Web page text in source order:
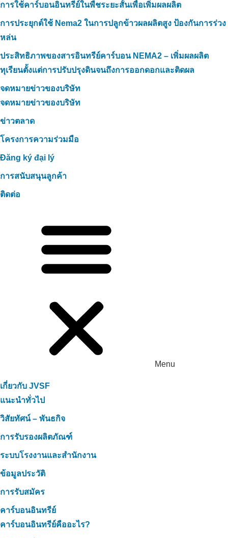
การใช้คาร์บอนอินทรีย์ในพืชระยะสั้นเพื่อเพิ่มผลผลิต
การประยุกต์ใช้ Nema2 ในการปลูกข้าวผลผลิตสูง ป้องกันการร่วง
หล่น
ประสิทธิภาพของสารอินทรีย์คาร์บอน NEMA2 – เพิ่มผลผลิต
ทุเรียนตั้งแต่การปรับปรุงดินจนถึงการออกดอกและติดผล
จดหมายข่าวของบริษัท
จดหมายข่าวของบริษัท
ข่าวตลาด
โครงการความร่วมมือ
Đăng ký đại lý
การสนับสนุนลูกค้า
ติดต่อ
Menu
เกี่ยวกับ JVSF
แนะนำทั่วไป
วิสัยทัศน์ – พันธกิจ
การรับรองผลิตภัณฑ์
ระบบโรงงานและสำนักงาน
ข้อมูลประวัติ
การรับสมัคร
คาร์บอนอินทรีย์
คาร์บอนอินทรีย์คืออะไร?